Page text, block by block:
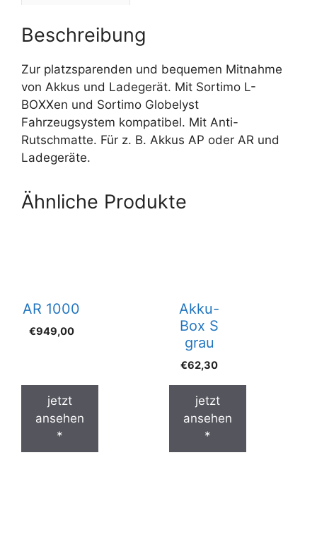
Beschreibung
Zur platzsparenden und bequemen Mitnahme
von Akkus und Ladegerät. Mit Sortimo L-
BOXXen und Sortimo Globelyst
Fahrzeugsystem kompatibel. Mit Anti-
Rutschmatte. Für z. B. Akkus AP oder AR und
Ladegeräte.
Ähnliche Produkte
AR 1000
€949,00
jetzt
ansehen
*
Akku-
Box S
grau
€62,30
jetzt
ansehen
*